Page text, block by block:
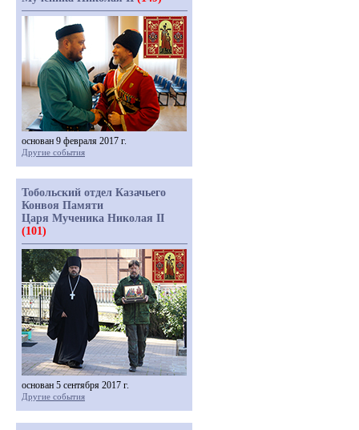
основан 9 февраля 2017 г.
Другие события
Тобольский отдел Казачьего
Конвоя Памяти
Царя Мученика Николая II
(101)
основан 5 сентября 2017 г.
Другие события